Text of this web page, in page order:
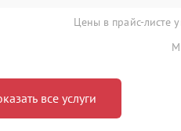
Цены в прайс-листе
все услуги